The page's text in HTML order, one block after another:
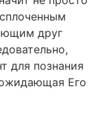
друг
для познания
Его